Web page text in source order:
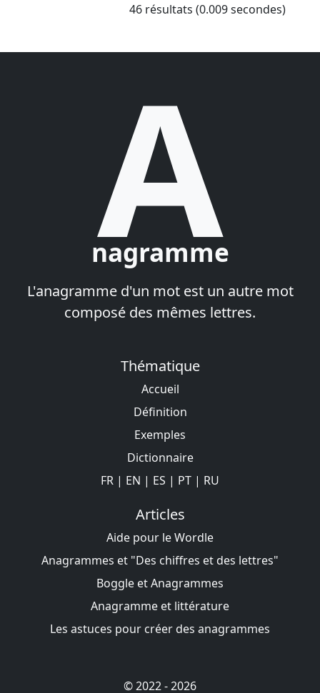
46 résultats (0.009 secondes)
A
nagramme
L'anagramme d'un mot est un autre mot
composé des mêmes lettres.
Thématique
Accueil
Définition
Exemples
Dictionnaire
FR | EN | ES | PT | RU
Articles
Aide pour le Wordle
Anagrammes et "Des chiffres et des lettres"
Boggle et Anagrammes
Anagramme et littérature
Les astuces pour créer des anagrammes
© 2022 - 2026